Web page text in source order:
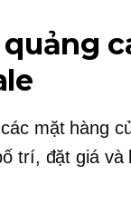
mặt hàng
trí, đặt giá và